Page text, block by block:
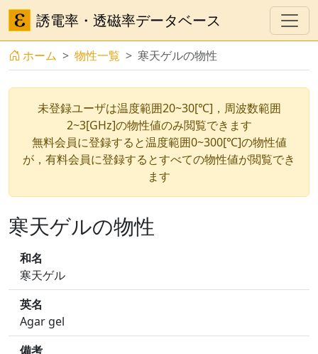
誘電率・透磁率データベース
ホーム 物性一覧 寒天ゲルの物性
未登録ユーザは温度範囲20~30[℃]，周波数範囲
2~3[GHz]の物性値のみ閲覧できます
無料会員に登録すると温度範囲0~300[℃]の物性値
が，有料会員に登録するとすべての物性値が閲覧でき
ます
寒天ゲルの物性
和名
寒天ゲル
英名
Agar gel
備考